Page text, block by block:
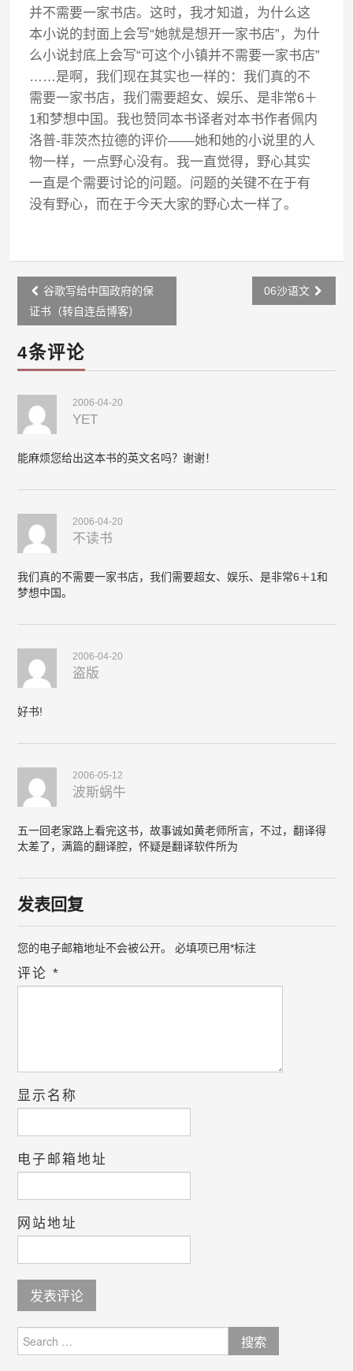
并不需要一家书店。这时，我才知道，为什么这
本小说的封面上会写“她就是想开一家书店”，为什
么小说封底上会写“可这个小镇并不需要一家书店”
……是啊，我们现在其实也一样的：我们真的不
需要一家书店，我们需要超女、娱乐、是非常6＋
1和梦想中国。我也赞同本书译者对本书作者佩内
洛普-菲茨杰拉德的评价——她和她的小说里的人
物一样，一点野心没有。我一直觉得，野心其实
一直是个需要讨论的问题。问题的关键不在于有
没有野心，而在于今天大家的野心太一样了。
Post
navigation
谷歌写给中国政府的保
证书（转自连岳博客）
06沙语文
4条评论
2006-04-20
YET
能麻烦您给出这本书的英文名吗？谢谢！
2006-04-20
不读书
我们真的不需要一家书店，我们需要超女、娱乐、是非常6＋1和
梦想中国。
2006-04-20
盗版
好书!
2006-05-12
波斯蜗牛
五一回老家路上看完这书，故事诚如黄老师所言，不过，翻译得
太差了，满篇的翻译腔，怀疑是翻译软件所为
发表回复
您的电子邮箱地址不会被公开。 必填项已用*标注
评论*
显示名称
电子邮箱地址
网站地址
for: